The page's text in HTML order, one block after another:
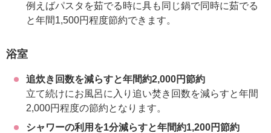
例えばパスタを茹でる時に具も同じ鍋で同時に茹でる
と年間1,500円程度節約できます。
浴室
追炊き回数を減らすと年間約2,000円節約
立て続けにお風呂に入り追い焚き回数を減らすと年間
2,000円程度の節約となります。
シャワーの利用を1分減らすと年間約1,200円節約